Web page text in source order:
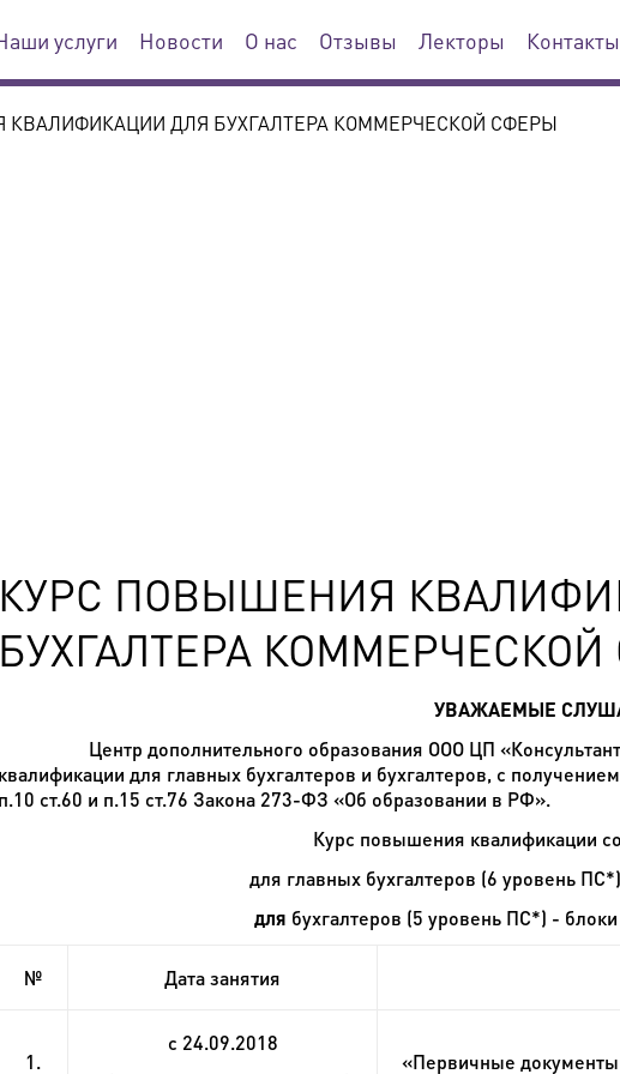
услуги Новости О нас Отзывы Лекторы Контакты
ДЛЯ БУХГАЛТЕРА КОММЕРЧЕСКОЙ СФЕРЫ
КУРС ПОВЫШЕНИЯ
БУХГАЛТЕРА
УВАЖАЕМЫЕ
Центр дополнительного образования ООО ЦП
квалификации для главных бухгалтеров и бухгалтеров, с
п.10 ст.60 и п.15 ст.76 Закона 273-ФЗ «Об образовании в РФ».
Курс повышения квалификации
для главных бухгалтеров (6 уровень
для бухгалтеров (5 уровень ПС*) -
№ Дата занятия
1.
с 24.09.2018
«Первичные